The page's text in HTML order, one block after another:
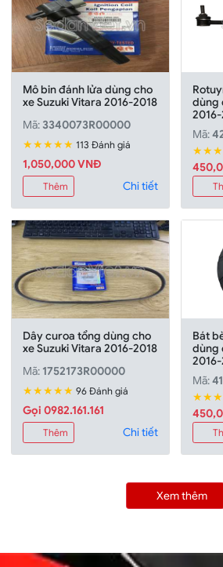
Mô bin đánh lửa dùng cho
xe Suzuki Vitara 2016-2018
Mã: 3340073R00000
★★★★★ 113 Đánh giá
1,050,000 VNĐ
Thêm Chi tiết
dùng
Mã:
Dây curoa tổng dùng cho
xe Suzuki Vitara 2016-2018
Mã: 1752173R00000
★★★★★ 96 Đánh giá
Gọi 0982.161.161
Thêm Chi tiết
Bát
dùng
Mã:
Xem thêm